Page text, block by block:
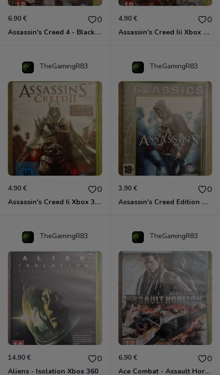
6.90 € 0
Assassin's Creed 4 - Black Flag - Edition Benelux Xbox 360
4.90 € 0
Assassin's Creed Iii Xbox 360
TheGamingR83
4.90 € 0
Assassin's Creed Ii Xbox 360
TheGamingR83
3.90 € 0
Assassin's Creed Edition Classics Xbox 360
TheGamingR83
14.90 € 0
Aliens - Isolation Xbox 360
TheGamingR83
6.90 € 0
Ace Combat - Assault Horizon Xbox 360